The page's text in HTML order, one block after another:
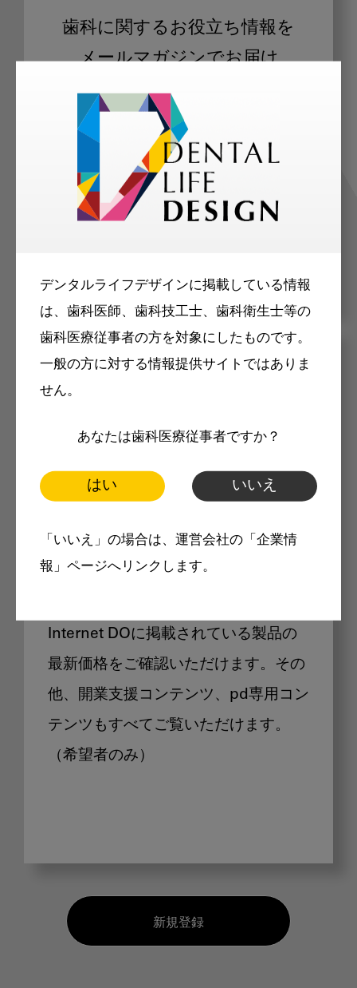
デンタルライフデザインに掲載している情報
は、歯科医師、歯科技工士、歯科衛生士等の
歯科医療従事者の方を対象にしたものです。
一般の方に対する情報提供サイトではありま
せん。
あなたは歯科医療従事者ですか？
はい いいえ
「いいえ」の場合は、運営会社の「企業情
報」ページへリンクします。
歯科に関するお役立ち情報を
メールマガジンでお届け
ご登録いただいた職種（歯科医師、歯
科衛生士、歯科技工士）に合わせた内
容のメールマガジンをお届けします。
メリット
製品価格も閲覧可能
Internet DOに掲載されている製品の
最新価格をご確認いただけます。その
他、開業支援コンテンツ、pd専用コン
テンツもすべてご覧いただけます。
（希望者のみ）
新規登録